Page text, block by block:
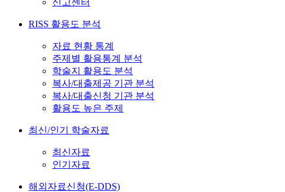
신고센터
RISS 활용도 분석
자료 현황 통계
주제별 활용통계 분석
학술지 활용도 분석
복사/대출제공 기관 분석
복사/대출신청 기관 분석
활용도 높은 주제
최신/인기 학술자료
최신자료
인기자료
해외자료신청(E-DDS)